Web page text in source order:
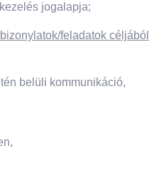
jogalapja;
feladatok céljából
belüli kommunikáció,